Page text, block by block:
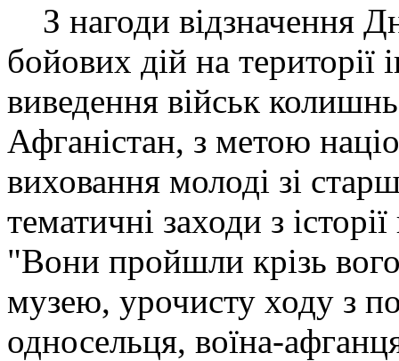
З нагоди відзначення
бойових дій на території
виведення військ
Афганістан, з метою
виховання молоді зі
тематичні заходи з
"Вони пройшли крізь
музею, урочисту ходу з
односельця, воїна-